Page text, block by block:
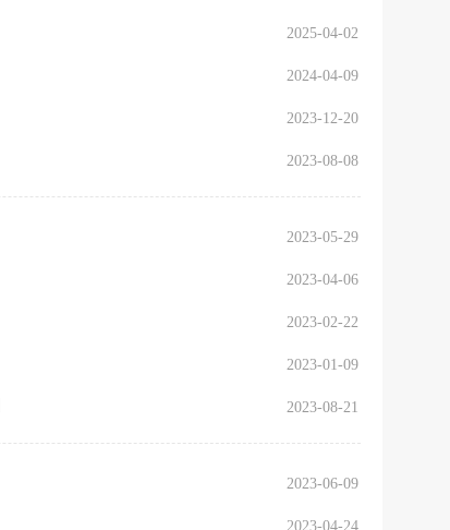
2025-04-02
2024-04-09
2023-12-20
2023-08-08
2023-05-29
2023-04-06
2023-02-22
2023-01-09
2023-08-21
2023-06-09
2023-04-24